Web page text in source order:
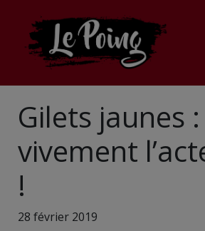
Gilets jaunes :
vivement
!
28 février 2019